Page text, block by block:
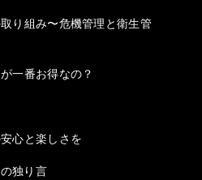
り組み〜危機管理と衛生管
一番お得なの？
心と楽しさを
独り言